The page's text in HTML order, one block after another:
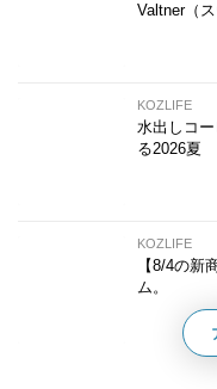
Valtner（ス
KOZLIFE
水出しコ
る2026夏
KOZLIFE
【8/4の新
ム。